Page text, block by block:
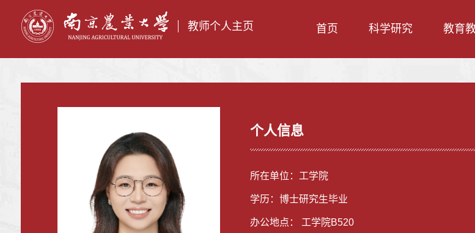
教师个人主页 首页 科学研究 教育
个人信息
所在单位：工学院
学历：博士研究生毕业
办公地点： 工学院B520